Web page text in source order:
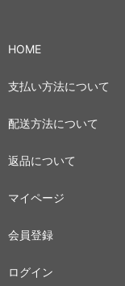
HOME
支払い方法について
配送方法について
返品について
マイページ
会員登録
ログイン